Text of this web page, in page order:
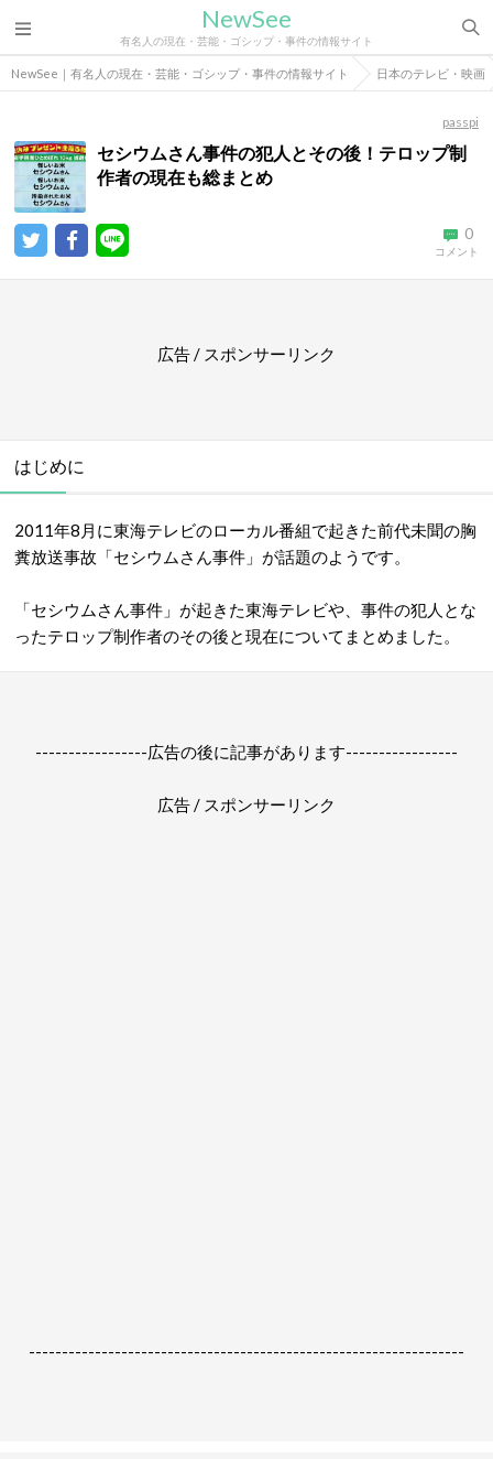
NewSee
有名人の現在・芸能・ゴシップ・事件の情報サイト
NewSee｜有名人の現在・芸能・ゴシップ・事件の情報サイト 日本のテレビ・映画
passpi
セシウムさん事件の犯人とその後！テロップ制
作者の現在も総まとめ
0
コメント
広告 / スポンサーリンク
はじめに
2011年8月に東海テレビのローカル番組で起きた前代未聞の胸
糞放送事故「セシウムさん事件」が話題のようです。
「セシウムさん事件」が起きた東海テレビや、事件の犯人とな
ったテロップ制作者のその後と現在についてまとめました。
-----------------広告の後に記事があります-----------------
広告 / スポンサーリンク
------------------------------------------------------------------